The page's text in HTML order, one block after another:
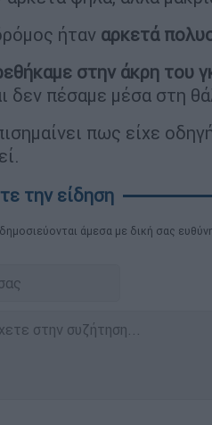
ήταν αρκετά
στην άκρη του
δεν πέσαμε μέσα στη
πως είχε
άμεσα με δική σας